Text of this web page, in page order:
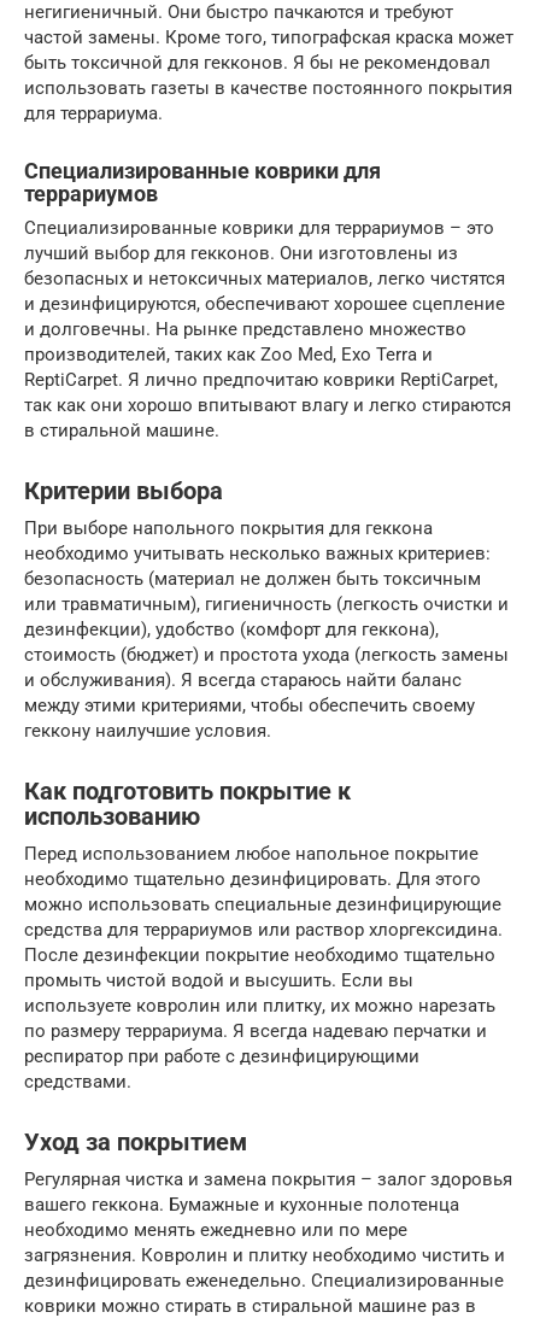
негигиеничный. Они быстро пачкаются и требуют
частой замены. Кроме того, типографская краска может
быть токсичной для гекконов. Я бы не рекомендовал
использовать газеты в качестве постоянного покрытия
для террариума.
Специализированные коврики для
террариумов
Специализированные коврики для террариумов – это
лучший выбор для гекконов. Они изготовлены из
безопасных и нетоксичных материалов, легко чистятся
и дезинфицируются, обеспечивают хорошее сцепление
и долговечны. На рынке представлено множество
производителей, таких как Zoo Med, Exo Terra и
ReptiCarpet. Я лично предпочитаю коврики ReptiCarpet,
так как они хорошо впитывают влагу и легко стираются
в стиральной машине.
Критерии выбора
При выборе напольного покрытия для геккона
необходимо учитывать несколько важных критериев:
безопасность (материал не должен быть токсичным
или травматичным), гигиеничность (легкость очистки и
дезинфекции), удобство (комфорт для геккона),
стоимость (бюджет) и простота ухода (легкость замены
и обслуживания). Я всегда стараюсь найти баланс
между этими критериями, чтобы обеспечить своему
геккону наилучшие условия.
Как подготовить покрытие к
использованию
Перед использованием любое напольное покрытие
необходимо тщательно дезинфицировать. Для этого
можно использовать специальные дезинфицирующие
средства для террариумов или раствор хлоргексидина.
После дезинфекции покрытие необходимо тщательно
промыть чистой водой и высушить. Если вы
используете ковролин или плитку, их можно нарезать
по размеру террариума. Я всегда надеваю перчатки и
респиратор при работе с дезинфицирующими
средствами.
Уход за покрытием
Регулярная чистка и замена покрытия – залог здоровья
вашего геккона. Бумажные и кухонные полотенца
необходимо менять ежедневно или по мере
загрязнения. Ковролин и плитку необходимо чистить и
дезинфицировать еженедельно. Специализированные
коврики можно стирать в стиральной машине раз в